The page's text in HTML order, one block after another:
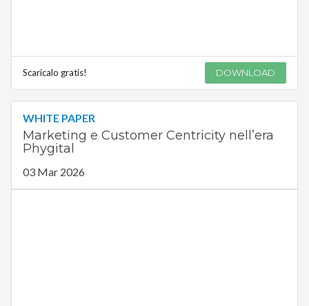
Scaricalo gratis! DOWNLOAD
WHITE PAPER
Marketing e Customer Centricity nell’era
Phygital
03 Mar 2026